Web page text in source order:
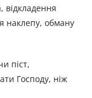
відкладення
наклепу, обману
піст,
Господу, ніж